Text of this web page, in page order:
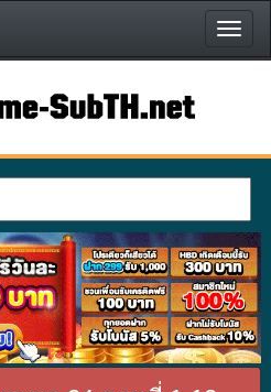
หน้า
แรก